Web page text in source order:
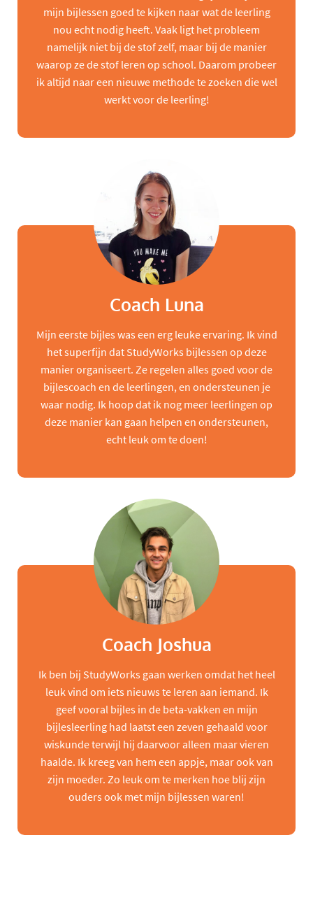
mijn bijlessen goed te kijken naar wat de leerling
nou echt nodig heeft. Vaak ligt het probleem
namelijk niet bij de stof zelf, maar bij de manier
waarop ze de stof leren op school. Daarom probeer
ik altijd naar een nieuwe methode te zoeken die wel
werkt voor de leerling!
Coach Luna
Mijn eerste bijles was een erg leuke ervaring. Ik vind
het superfijn dat StudyWorks bijlessen op deze
manier organiseert. Ze regelen alles goed voor de
bijlescoach en de leerlingen, en ondersteunen je
waar nodig. Ik hoop dat ik nog meer leerlingen op
deze manier kan gaan helpen en ondersteunen,
echt leuk om te doen!
Coach Joshua
Ik ben bij StudyWorks gaan werken omdat het heel
leuk vind om iets nieuws te leren aan iemand. Ik
geef vooral bijles in de beta-vakken en mijn
bijlesleerling had laatst een zeven gehaald voor
wiskunde terwijl hij daarvoor alleen maar vieren
haalde. Ik kreeg van hem een appje, maar ook van
zijn moeder. Zo leuk om te merken hoe blij zijn
ouders ook met mijn bijlessen waren!